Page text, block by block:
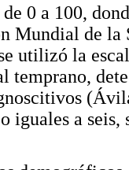
0 a 100,
Mundial de la
utilizó la
temprano,
iguales a